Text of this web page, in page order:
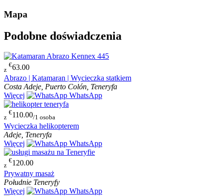
Mapa
Podobne doświadczenia
z
€63.00
Abrazo | Katamaran | Wycieczka statkiem
Costa Adeje, Puerto Colón, Teneryfa
Więcej
WhatsApp
z
€110.00/1 osoba
Wycieczka helikopterem
Adeje, Teneryfa
Więcej
WhatsApp
z
€120.00
Prywatny masaż
Południe Teneryfy
Więcej
WhatsApp